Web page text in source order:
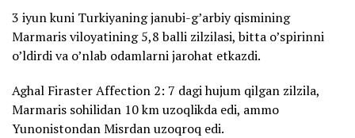
3 iyun kuni Turkiyaning janubi-g’arbiy qismining
Marmaris viloyatining 5,8 balli zilzilasi, bitta o’spirinni
o’ldirdi va o’nlab odamlarni jarohat etkazdi.
Aghal Firaster Affection 2: 7 dagi hujum qilgan zilzila,
Marmaris sohilidan 10 km uzoqlikda edi, ammo
Yunonistondan Misrdan uzoqroq edi.